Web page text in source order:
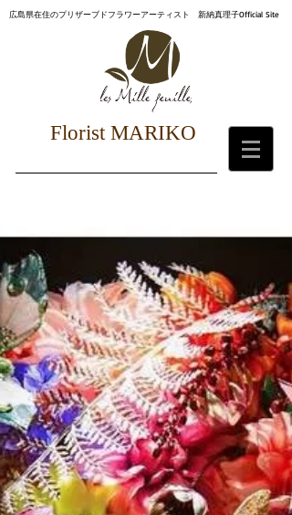
Florist MARIKO
広島県在住のプリザーブドフラワーアーティスト 新納真理子Official Site